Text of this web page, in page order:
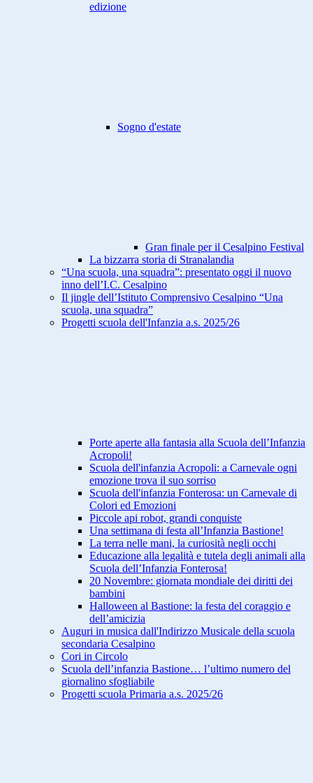
edizione
Sogno d'estate
Gran finale per il Cesalpino Festival
La bizzarra storia di Stranalandia
“Una scuola, una squadra”: presentato oggi il nuovo
inno dell’I.C. Cesalpino
Il jingle dell’Istituto Comprensivo Cesalpino “Una
scuola, una squadra”
Progetti scuola dell'Infanzia a.s. 2025/26
Porte aperte alla fantasia alla Scuola dell’Infanzia
Acropoli!
Scuola dell'infanzia Acropoli: a Carnevale ogni
emozione trova il suo sorriso
Scuola dell'infanzia Fonterosa: un Carnevale di
Colori ed Emozioni
Piccole api robot, grandi conquiste
Una settimana di festa all’Infanzia Bastione!
La terra nelle mani, la curiosità negli occhi
Educazione alla legalità e tutela degli animali alla
Scuola dell’Infanzia Fonterosa!
20 Novembre: giornata mondiale dei diritti dei
bambini
Halloween al Bastione: la festa del coraggio e
dell’amicizia
Auguri in musica dall'Indirizzo Musicale della scuola
secondaria Cesalpino
Cori in Circolo
Scuola dell’infanzia Bastione… l’ultimo numero del
giornalino sfogliabile
Progetti scuola Primaria a.s. 2025/26